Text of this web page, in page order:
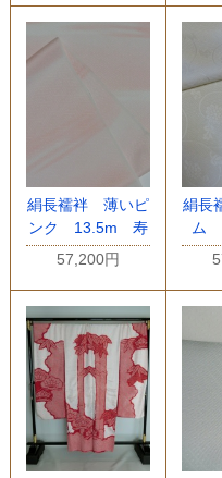
絹長襦袢 薄いピ
ンク 13.5m 寿
57,200円
絹長
ム